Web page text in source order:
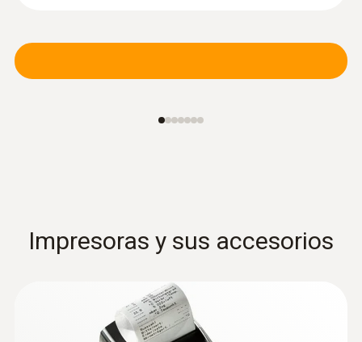
Impresoras y sus accesorios